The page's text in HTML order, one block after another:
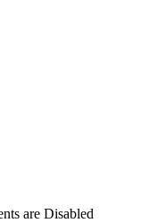
are Disabled